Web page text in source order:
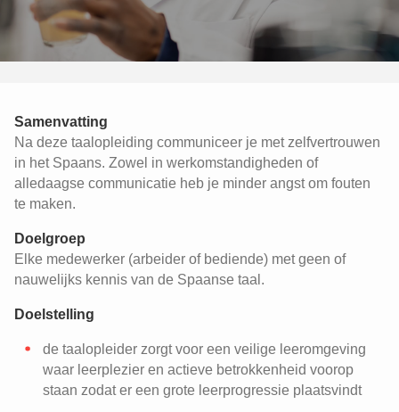
Samenvatting
Na deze taalopleiding communiceer je met zelfvertrouwen
in het Spaans. Zowel in werkomstandigheden of
alledaagse communicatie heb je minder angst om fouten
te maken.
Doelgroep
Elke medewerker (arbeider of bediende) met geen of
nauwelijks kennis van de Spaanse taal.
Doelstelling
de taalopleider zorgt voor een veilige leeromgeving
waar leerplezier en actieve betrokkenheid voorop
staan zodat er een grote leerprogressie plaatsvindt